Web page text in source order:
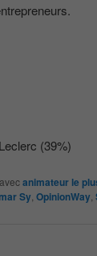
(39%)
animateur le
Sy, OpinionWay,